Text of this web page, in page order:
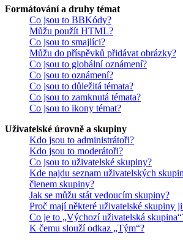
Formátování a druhy témat
Co jsou to BBKódy?
Můžu použít HTML?
Co jsou to smajlíci?
Můžu do příspěvků přidávat obrázky?
Co jsou to globální oznámení?
Co jsou to oznámení?
Co jsou to důležitá témata?
Co jsou to zamknutá témata?
Co jsou to ikony témat?
Uživatelské úrovně a skupiny
Kdo jsou to administrátoři?
Kdo jsou to moderátoři?
Co jsou to uživatelské skupiny?
Kde najdu seznam uživatelských
členem skupiny?
Jak se můžu stát vedoucím skupiny?
Proč mají některé uživatelské skupiny
Co je to „Výchozí uživatelská
K čemu slouží odkaz „Tým“?